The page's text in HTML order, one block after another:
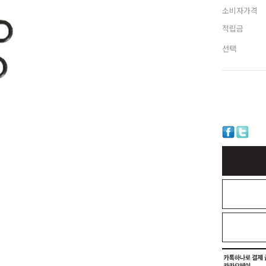
소비자가격
적립금
선택